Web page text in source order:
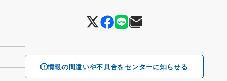
情報の間違いや不具合をセンターに知らせる